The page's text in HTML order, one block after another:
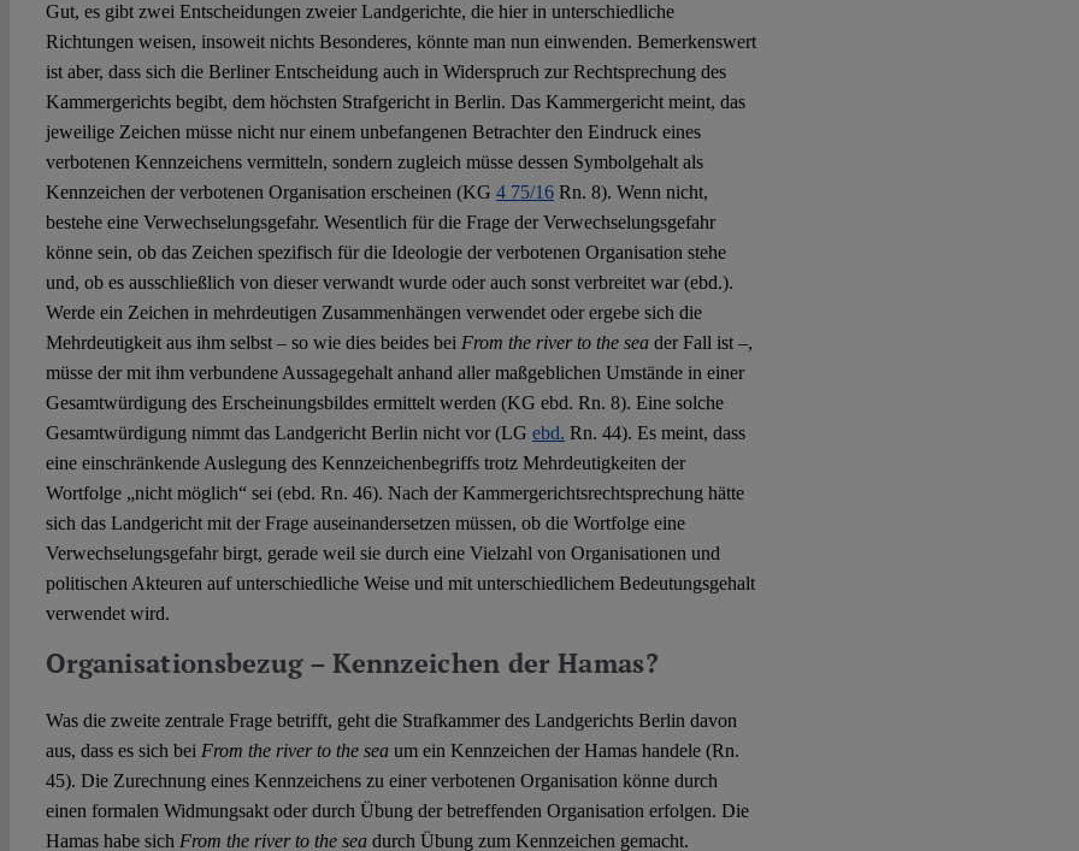
Gut, es gibt zwei Entscheidungen zweier Landgerichte, die hier in unterschiedliche
Richtungen weisen, insoweit nichts Besonderes, könnte man nun einwenden. Bemerkenswert
ist aber, dass sich die Berliner Entscheidung auch in Widerspruch zur Rechtsprechung des
Kammergerichts begibt, dem höchsten Strafgericht in Berlin. Das Kammergericht meint, das
jeweilige Zeichen müsse nicht nur einem unbefangenen Betrachter den Eindruck eines
verbotenen Kennzeichens vermitteln, sondern zugleich müsse dessen Symbolgehalt als
Kennzeichen der verbotenen Organisation erscheinen (KG 4 75/16Rn. 8). Wenn nicht,
bestehe eine Verwechselungsgefahr. Wesentlich für die Frage der Verwechselungsgefahr
könne sein, ob das Zeichen spezifisch für die Ideologie der verbotenen Organisation stehe
und, ob es ausschließlich von dieser verwandt wurde oder auch sonst verbreitet war (ebd.).
Werde ein Zeichen in mehrdeutigen Zusammenhängen verwendet oder ergebe sich die
Mehrdeutigkeit aus ihm selbst – so wie dies beides bei From the river to the seader Fall ist –,
müsse der mit ihm verbundene Aussagegehalt anhand aller maßgeblichen Umstände in einer
Gesamtwürdigung des Erscheinungsbildes ermittelt werden (KG ebd. Rn. 8). Eine solche
Gesamtwürdigung nimmt das Landgericht Berlin nicht vor (LG ebd. Rn. 44). Es meint, dass
eine einschränkende Auslegung des Kennzeichenbegriffs trotz Mehrdeutigkeiten der
Wortfolge „nicht möglich“ sei (ebd. Rn. 46). Nach der Kammergerichtsrechtsprechung hätte
sich das Landgericht mit der Frage auseinandersetzen müssen, ob die Wortfolge eine
Verwechselungsgefahr birgt, gerade weil sie durch eine Vielzahl von Organisationen und
politischen Akteuren auf unterschiedliche Weise und mit unterschiedlichem Bedeutungsgehalt
verwendet wird.
Organisationsbezug – Kennzeichen der Hamas?
Was die zweite zentrale Frage betrifft, geht die Strafkammer des Landgerichts Berlin davon
aus, dass es sich bei From the river to the seaum ein Kennzeichen der Hamas handele (Rn.
45). Die Zurechnung eines Kennzeichens zu einer verbotenen Organisation könne durch
einen formalen Widmungsakt oder durch Übung der betreffenden Organisation erfolgen. Die
Hamas habe sich From the river to the seadurch Übung zum Kennzeichen gemacht.